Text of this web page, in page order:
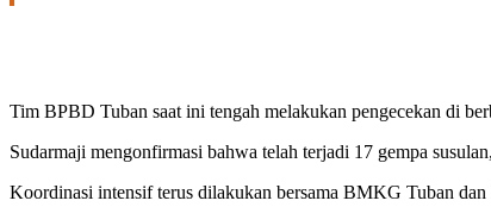
Tim BPBD Tuban saat ini tengah melakukan pengecekan di
Sudarmaji mengonfirmasi bahwa telah terjadi 17 gempa
Koordinasi intensif terus dilakukan bersama BMKG Tuban